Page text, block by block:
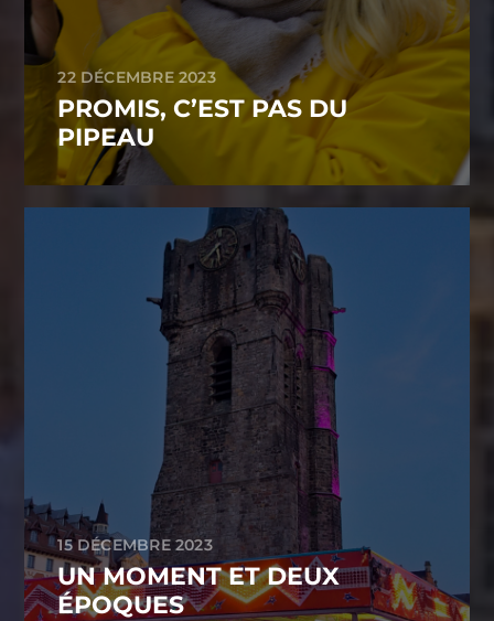
22 DÉCEMBRE 2023
PROMIS, C’EST PAS DU
PIPEAU
15 DÉCEMBRE 2023
UN MOMENT ET DEUX
ÉPOQUES